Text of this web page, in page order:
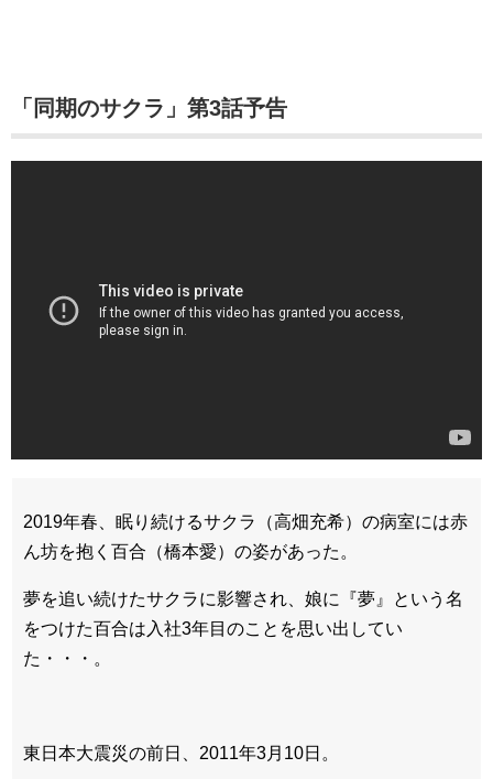
「同期のサクラ」第3話予告
2019年春、眠り続けるサクラ（高畑充希）の病室には赤
ん坊を抱く百合（橋本愛）の姿があった。
夢を追い続けたサクラに影響され、娘に『夢』という名
をつけた百合は入社3年目のことを思い出してい
た・・・。
東日本大震災の前日、2011年3月10日。